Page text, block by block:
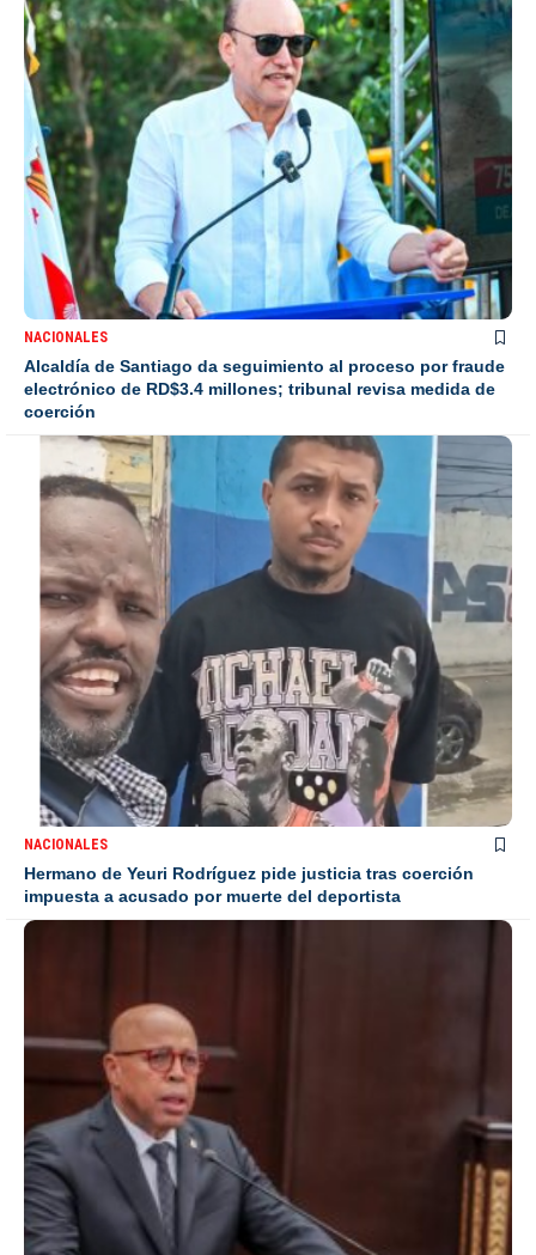
NACIONALES
Alcaldía de Santiago da seguimiento al proceso por fraude
electrónico de RD$3.4 millones; tribunal revisa medida de
coerción
NACIONALES
Hermano de Yeuri Rodríguez pide justicia tras coerción
impuesta a acusado por muerte del deportista